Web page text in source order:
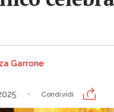
Garrone
Condividi